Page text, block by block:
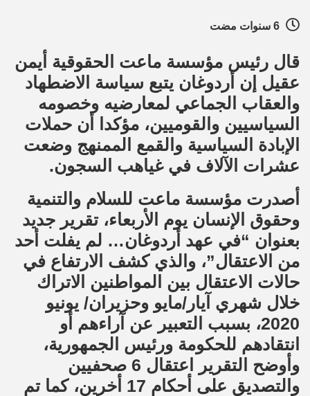
قال رئيس مؤسسة ماعت الحقوقية أيمن
عقيل إن أردوغان يتبع سياسة الاضطهاد
والعقاب الجماعي لمعارضيه وخصومه
السياسيين والقوميين، مؤكدا أن حملات
الإبادة السياسية والقمع الممنهج وضعت
عشرات الآلاف في غياهب السجون.
أصدرت مؤسسة ماعت للسلام والتنمية
وحقوق الإنسان يوم الأربعاء، تقرير جديد
بعنوان “في عهد أردوغان… لم يفلت أحد
من الاعتقال”، والذي كشف الارتفاع في
حالات الاعتقال بين المواطنين الاتراك
خلال شهري آيار/مايو وحزيران/ يونيو
2020، بسبب التعبير عن آراءهم أو
انتقادهم للحكومة ورئيس الجمهورية،
وأوضح التقرير اعتقال 6 صحفيين
والتصديق على أحكام 17 أخرين، كما تم